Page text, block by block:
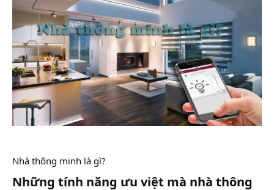
Nhà thông minh là gì?
Những tính năng ưu việt mà nhà thông